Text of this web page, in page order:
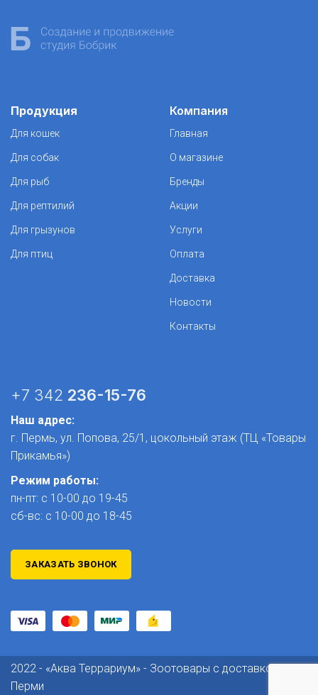
Продукция
Для кошек
Для собак
Для рыб
Для рептилий
Для грызунов
Для птиц
Компания
Главная
О магазине
Бренды
Акции
Услуги
Оплата
Доставка
Новости
Контакты
+7 342 236-15-76
Наш адрес:
г. Пермь, ул. Попова, 25/1​, цокольный этаж (ТЦ «Товары
Прикамья»)
Режим работы:
пн-пт: с 10-00 до 19-45
сб-вс: с 10-00 до 18-45
ЗАКАЗАТЬ ЗВОНОК
2022 - «Аква Террариум» - Зоотовары с доставкой по
Перми